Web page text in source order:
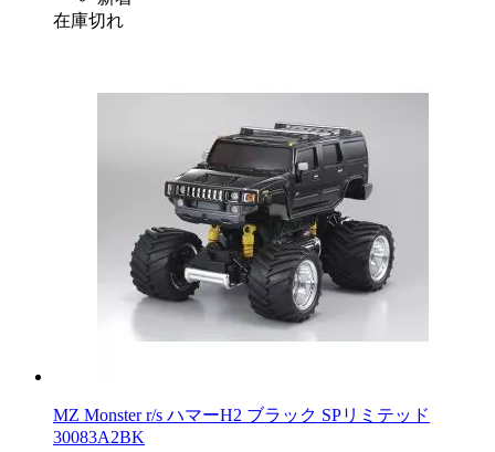
在庫切れ
MZ Monster r/s ハマーH2 ブラック SPリミテッド
30083A2BK